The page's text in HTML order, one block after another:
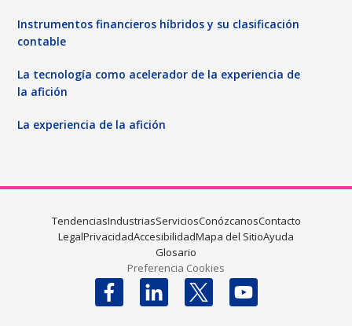
Instrumentos financieros híbridos y su clasificación
contable
La tecnología como acelerador de la experiencia de
la afición
La experiencia de la afición
TendenciasIndustriasServiciosConózcanosContacto
LegalPrivacidadAccesibilidadMapa del SitioAyuda
Glosario
Preferencia Cookies
Follow us on X